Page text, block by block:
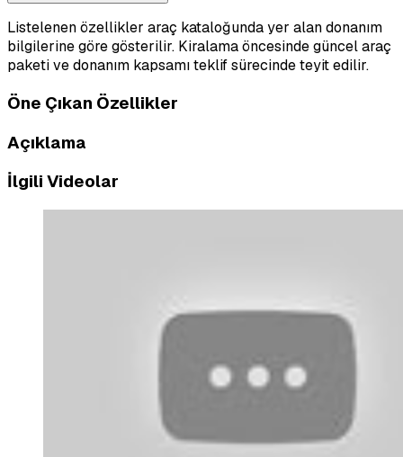
Listelenen özellikler araç kataloğunda yer alan donanım
bilgilerine göre gösterilir. Kiralama öncesinde güncel araç
paketi ve donanım kapsamı teklif sürecinde teyit edilir.
Öne Çıkan Özellikler
Açıklama
İlgili Videolar